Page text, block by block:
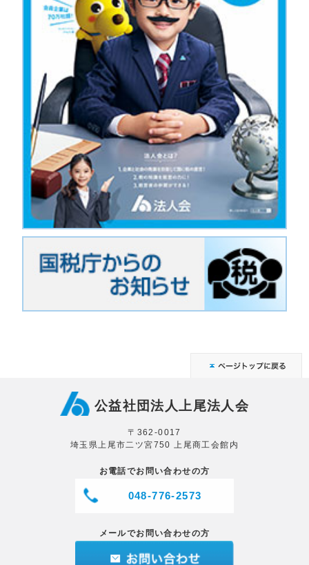
公益社団法人上尾法人会
〒362-0017
埼玉県上尾市二ツ宮750 上尾商工会館内
お電話でお問い合わせの方
048-776-2573
メールでお問い合わせの方